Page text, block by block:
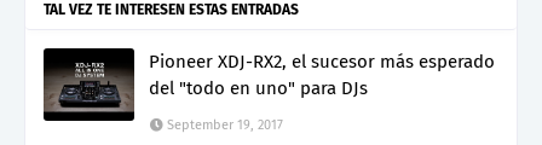
TAL VEZ TE INTERESEN ESTAS ENTRADAS
Pioneer XDJ-RX2, el sucesor más esperado
del "todo en uno" para DJs
September 19, 2017